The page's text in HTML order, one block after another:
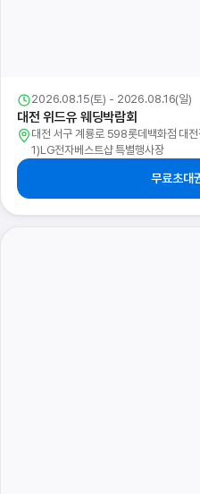
2026.08.15(토) - 2026.08.16(일)
광주 웨딩박람회 in 홀리데이인호텔
광주 서구 상무누리로 55 1층(치평동
무료초대